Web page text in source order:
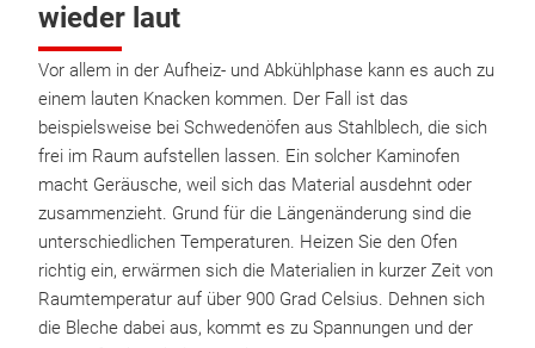
wieder laut
Vor allem in der Aufheiz- und Abkühlphase kann es auch zu
einem lauten Knacken kommen. Der Fall ist das
beispielsweise bei Schwedenöfen aus Stahlblech, die sich
frei im Raum aufstellen lassen. Ein solcher Kaminofen
macht Geräusche, weil sich das Material ausdehnt oder
zusammenzieht. Grund für die Längenänderung sind die
unterschiedlichen Temperaturen. Heizen Sie den Ofen
richtig ein, erwärmen sich die Materialien in kurzer Zeit von
Raumtemperatur auf über 900 Grad Celsius. Dehnen sich
die Bleche dabei aus, kommt es zu Spannungen und der